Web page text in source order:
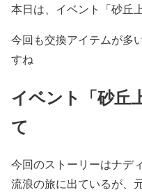
本日は、イベント「砂丘
今回も交換アイテムが多
すね
イベント「砂丘
て
今回のストーリーはナデ
流浪の旅に出ているが、